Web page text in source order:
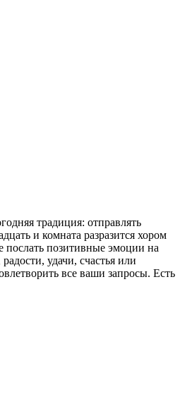
традиция: отправлять
и комната разразится хором
послать позитивные эмоции на
удачи, счастья или
все ваши запросы. Есть